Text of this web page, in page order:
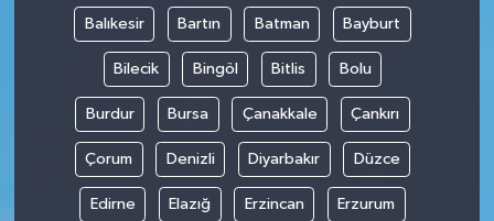
Balıkesir Bartın Batman Bayburt
Bilecik Bingöl Bitlis Bolu
Burdur Bursa Çanakkale Çankırı
Çorum Denizli Diyarbakır Düzce
Edirne Elazığ Erzincan Erzurum